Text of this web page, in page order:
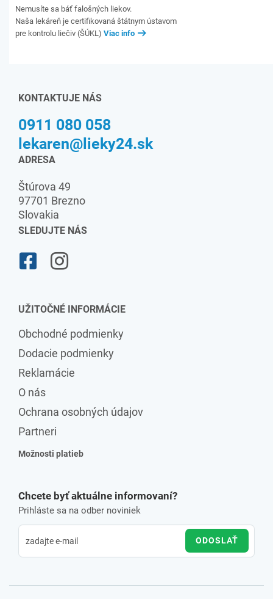
Nemusíte sa báť falošných liekov.
Naša lekáreň je certifikovaná štátnym ústavom
pre kontrolu liečiv (ŠÚKL) Viac info
KONTAKTUJE NÁS
0911 080 058
lekaren@lieky24.sk
ADRESA
Štúrova 49
97701 Brezno
Slovakia
SLEDUJTE NÁS
UŽITOČNÉ INFORMÁCIE
Obchodné podmienky
Dodacie podmienky
Reklamácie
O nás
Ochrana osobných údajov
Partneri
Možnosti platieb
Chcete byť aktuálne informovaní?
Prihláste sa na odber noviniek
ODOSLAŤ